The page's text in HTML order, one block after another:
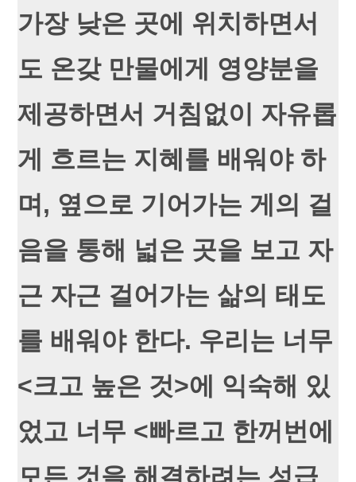
가장 낮은 곳에 위치하면서
도 온갖 만물에게 영양분을
제공하면서 거침없이 자유롭
게 흐르는 지혜를 배워야 하
며, 옆으로 기어가는 게의 걸
음을 통해 넓은 곳을 보고 자
근 자근 걸어가는 삶의 태도
를 배워야 한다. 우리는 너무
<크고 높은 것>에 익숙해 있
었고 너무 <빠르고 한꺼번에